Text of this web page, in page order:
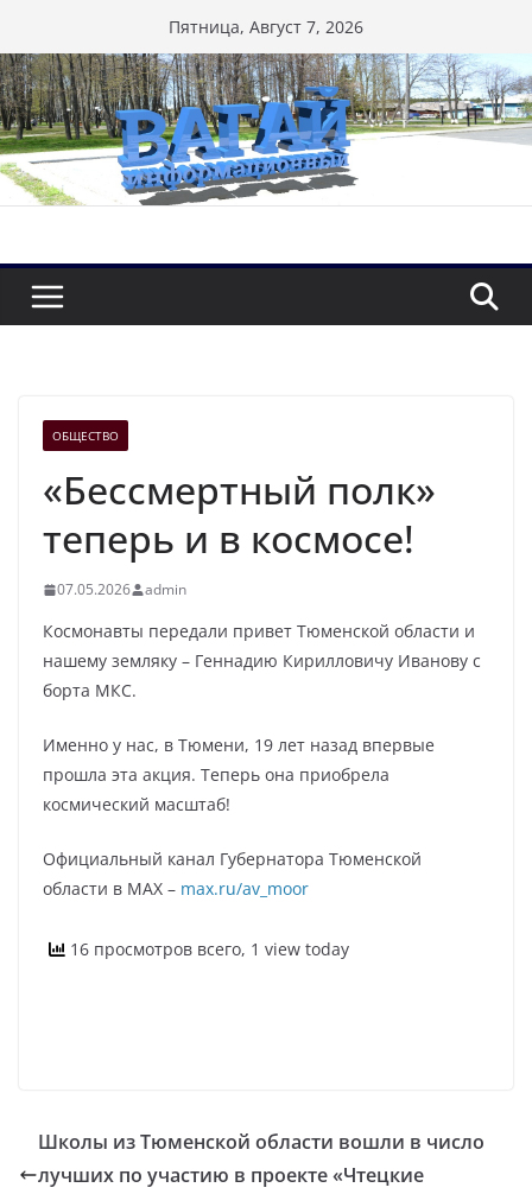
к
содержимому
Пятница, Август 7, 2026
ОБЩЕСТВО
«Бессмертный полк»
теперь и в космосе!
07.05.2026 admin
Космонавты передали привет Тюменской области и
нашему земляку – Геннадию Кирилловичу Иванову с
борта МКС.
Именно у нас, в Тюмени, 19 лет назад впервые
прошла эта акция. Теперь она приобрела
космический масштаб!
Официальный канал Губернатора Тюменской
области в MAX – max.ru/av_moor
16 просмотров всего, 1 view today
Школы из Тюменской области вошли в число
лучших по участию в проекте «Чтецкие